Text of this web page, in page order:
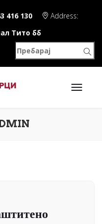
416 130
Address:
Тито бб